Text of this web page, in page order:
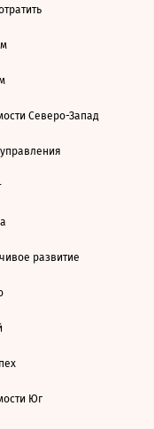
Северо-Запад
развитие
Юг